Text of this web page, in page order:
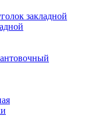
закладной